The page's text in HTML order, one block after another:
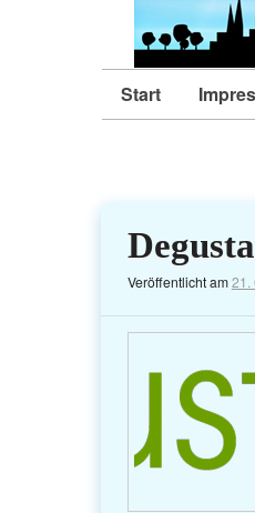
Start
Veröffentlicht am21.